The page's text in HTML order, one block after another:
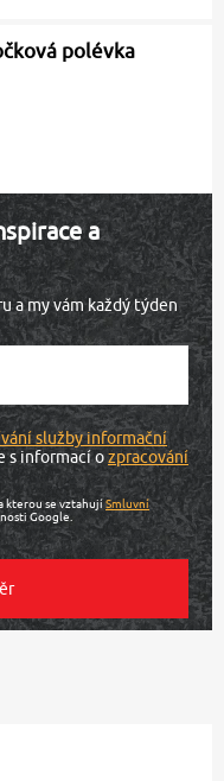
polévka
a
a my vám každý týden
služby informační
s informací ozpracování
kterou se vztahujíSmluvní
Google.